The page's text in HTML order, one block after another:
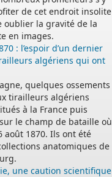
de cet endroit insolite
oublier la gravité de la
en images.
: l’espoir d’un dernier
algériens qui ont
quelques ossements
tirailleurs algériens
à la France puis
le champ de bataille où
août 1870. Ils ont été
anatomiques de
une caution scientifique